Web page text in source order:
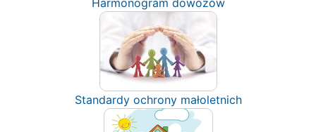
Standardy ochrony małoletnich